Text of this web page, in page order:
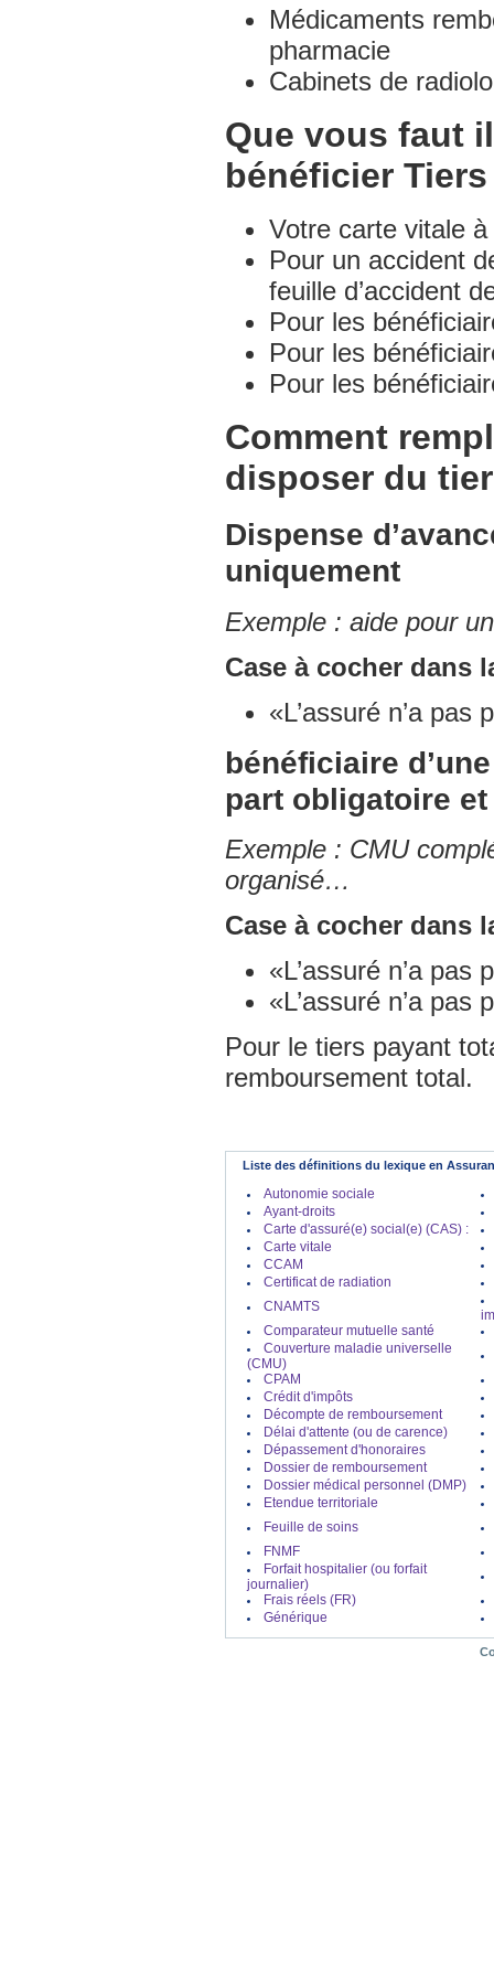
Médicaments
pharmacie
Cabinets de
Que vous faut
bénéficier
Votre carte vitale à
Pour un accident
feuille d’accident
Pour les
Pour les
Pour les
Comment
disposer du
Dispense
uniquement
Exemple : aide pour
Case à cocher dans
«L’assuré n’a pas
bénéficiaire
part obligatoire
Exemple : CMU
organisé…
Case à cocher dans
«L’assuré n’a pas
«L’assuré n’a
Pour le tiers payant
remboursement total.
Liste des définitions du lexique en
Autonomie sociale
Ayant-droits
Carte d'assuré(e) social(e) (CAS) :
Carte vitale
CCAM
Certificat de radiation
CNAMTS
Comparateur mutuelle santé
Couverture maladie universelle
(CMU)
CPAM
Crédit d'impôts
Décompte de remboursement
Délai d'attente (ou de carence)
Dépassement d'honoraires
Dossier de remboursement
Dossier médical personnel (DMP)
Etendue territoriale
Feuille de soins
FNMF
Forfait hospitalier (ou forfait
journalier)
Frais réels (FR)
Générique